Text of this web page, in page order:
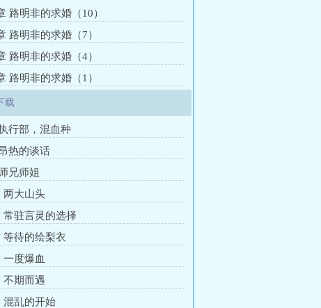
路明非的求婚（10）
路明非的求婚（7）
路明非的求婚（4）
路明非的求婚（1）
载
行部，混血种
热的谈话
兄师姐
两大山头
常驻言灵的选择
等待的绘梨衣
一度爆血
不期而遇
混乱的开始